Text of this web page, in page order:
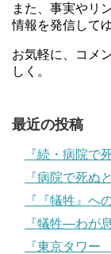
また、事実やリ
情報を発信して
お気軽に、コメ
しく。
最近の投稿
『続・病院で
『病院で死ぬ
『『犠牲』へ
『犠牲―わが
『東京タワ